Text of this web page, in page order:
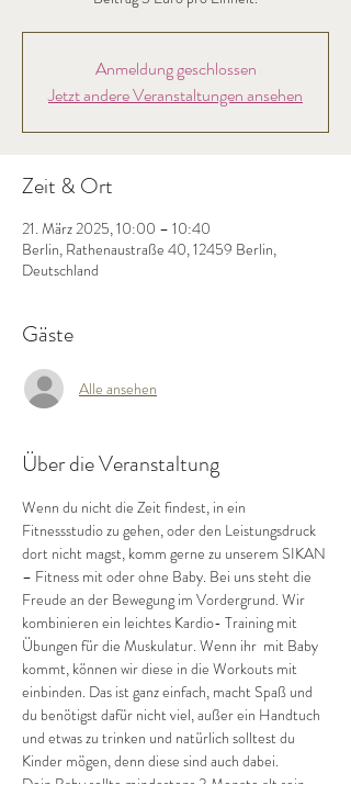
Anmeldung geschlossen
Jetzt andere Veranstaltungen ansehen
Zeit & Ort
21. März 2025, 10:00 – 10:40
Berlin, Rathenaustraße 40, 12459 Berlin,
Deutschland
Gäste
Alle ansehen
Über die Veranstaltung
Wenn du nicht die Zeit findest, in ein
Fitnessstudio zu gehen, oder den Leistungsdruck
dort nicht magst, komm gerne zu unserem SIKAN
– Fitness mit oder ohne Baby. Bei uns steht die
Freude an der Bewegung im Vordergrund. Wir
kombinieren ein leichtes Kardio- Training mit
Übungen für die Muskulatur. Wenn ihr  mit Baby
kommt, können wir diese in die Workouts mit
einbinden. Das ist ganz einfach, macht Spaß und
du benötigst dafür nicht viel, außer ein Handtuch
und etwas zu trinken und natürlich solltest du
Kinder mögen, denn diese sind auch dabei.
Dein Baby sollte mindestens 3 Monate alt sein.